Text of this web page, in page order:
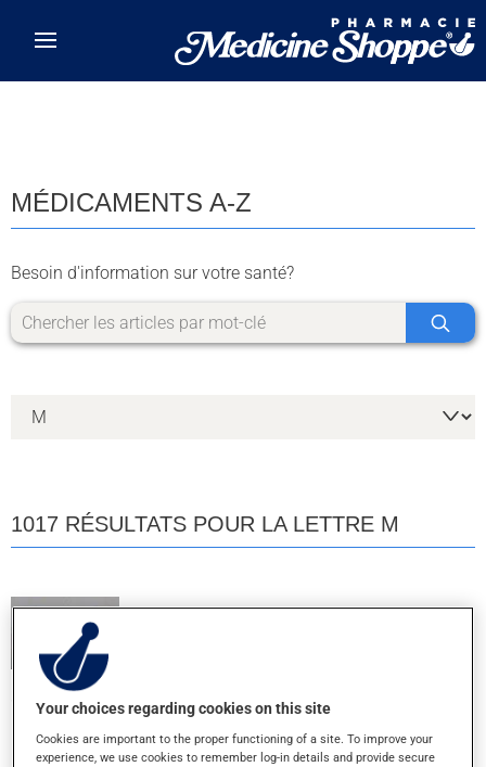
MÉDICAMENTS A-Z
Besoin d'information sur votre santé?
1017 RÉSULTATS POUR LA LETTRE M
MALTLEVOL 12
LIQUIDE ORAL
Your choices regarding cookies on this site
Cookies are important to the proper functioning of a site. To improve your
experience, we use cookies to remember log-in details and provide secure